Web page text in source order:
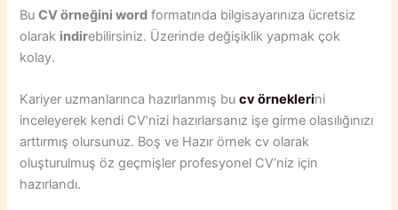
BuCV örneğini word formatında bilgisayarınıza ücretsiz
olarak indirebilirsiniz. Üzerinde değişiklik yapmak çok
kolay.
Kariyer uzmanlarınca hazırlanmış bucv örneklerini
inceleyerek kendi CV’nizi hazırlarsanız işe girme olasılığınızı
arttırmış olursunuz. Boş ve Hazır örnek cv olarak
oluşturulmuş öz geçmişler profesyonel CV’niz için
hazırlandı.